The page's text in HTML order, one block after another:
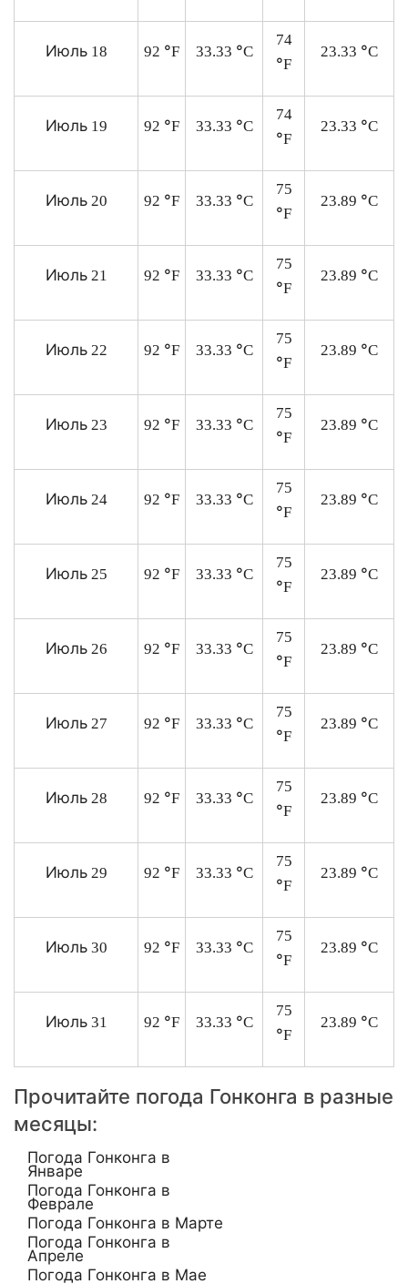
Июль18 92 °F 33.33 °C
74
°F
23.33 °C
Июль19 92 °F 33.33 °C
74
°F
23.33 °C
Июль20 92 °F 33.33 °C
75
°F
23.89 °C
Июль21 92 °F 33.33 °C
75
°F
23.89 °C
Июль22 92 °F 33.33 °C
75
°F
23.89 °C
Июль23 92 °F 33.33 °C
75
°F
23.89 °C
Июль24 92 °F 33.33 °C
75
°F
23.89 °C
Июль25 92 °F 33.33 °C
75
°F
23.89 °C
Июль26 92 °F 33.33 °C
75
°F
23.89 °C
Июль27 92 °F 33.33 °C
75
°F
23.89 °C
Июль28 92 °F 33.33 °C
75
°F
23.89 °C
Июль29 92 °F 33.33 °C
75
°F
23.89 °C
Июль30 92 °F 33.33 °C
75
°F
23.89 °C
Июль31 92 °F 33.33 °C
75
°F
23.89 °C
Прочитайте погода Гонконга в разные
месяцы:
Погода Гонконга в
Январе
Погода Гонконга в
Феврале
Погода Гонконга в Марте
Погода Гонконга в
Апреле
Погода Гонконга в Мае